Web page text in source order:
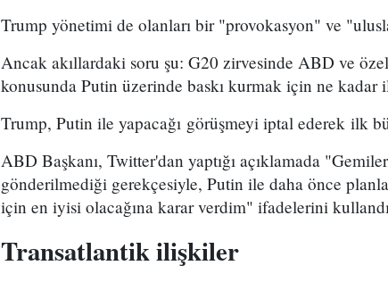
Trump yönetimi de olanları bir "provokasyon" ve
Ancak akıllardaki soru şu: G20 zirvesinde ABD ve
konusunda Putin üzerinde baskı kurmak için ne kadar
Trump, Putin ile yapacağı görüşmeyi iptal ederek ilk
ABD Başkanı, Twitter'dan yaptığı açıklamada
gönderilmediği gerekçesiyle, Putin ile daha önce
için en iyisi olacağına karar verdim" ifadelerini
Transatlantik ilişkiler